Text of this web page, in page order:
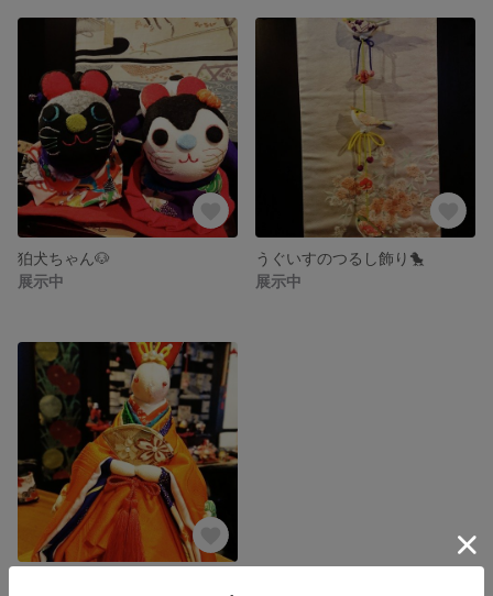
狛犬ちゃん🐶
展示中
うぐいすのつるし飾り🐤
展示中